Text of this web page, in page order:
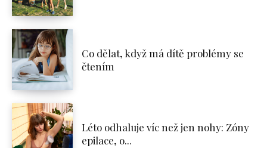
Co dělat, když má dítě problémy se
čtením
Léto odhaluje víc než jen nohy: Zóny
epilace, o...